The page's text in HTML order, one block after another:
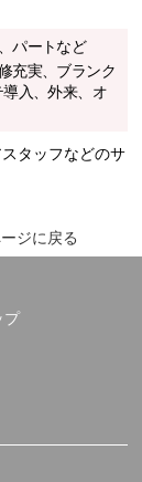
パートなど
充実、ブランク
入、外来、オ
タッフなどのサ
ジに戻る
プ